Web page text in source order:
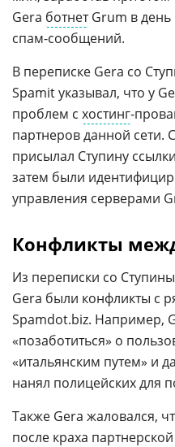
Gera ботнетGrum в день
спам-сообщений.
В переписке Gera со
Spamit указывал, что у
проблем с хостинг-
партнеров данной сети.
присылал Ступину
затем были
управления серверами
Конфликты
Из переписки со
Gera были конфликты с
Spamdot.biz. Например,
«позаботиться» о
«итальянским путем» и
нанял полицейских для
Также Gera жаловался,
после краха партнерской